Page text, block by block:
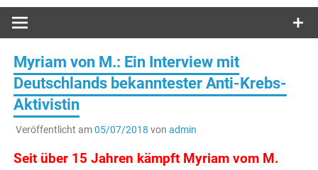
Myriam von M.: Ein Interview mit
Deutschlands bekanntester Anti-Krebs-
Aktivistin
Veröffentlicht am05/07/2018 von admin
Seit über 15 Jahren kämpft Myriam vom M.